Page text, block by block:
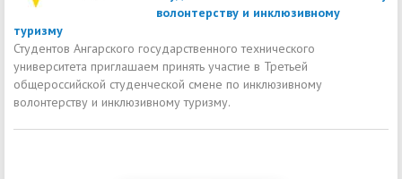
волонтерству и инклюзивному
туризму
Студентов Ангарского государственного технического
университета приглашаем принять участие в Третьей
общероссийской студенческой смене по инклюзивному
волонтерству и инклюзивному туризму.